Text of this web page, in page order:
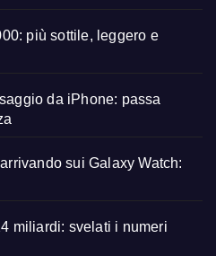
più sottile, leggero e
da iPhone: passa
sui Galaxy Watch:
miliardi: svelati i numeri